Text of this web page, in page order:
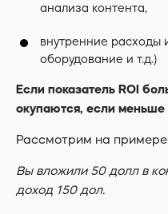
анализа контента,
внутренние расходы
оборудование и т.д.)
Если показатель ROI
окупаются, если меньше
Рассмотрим на
Вы вложили 50 долл в
доход 150 дол.